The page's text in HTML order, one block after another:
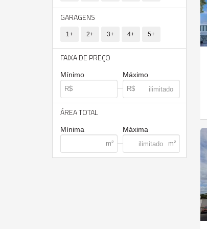
GARAGENS
1+ 2+ 3+ 4+ 5+
FAIXA DE PREÇO
Mínimo Máximo
ÁREA TOTAL
Mínima Máxima